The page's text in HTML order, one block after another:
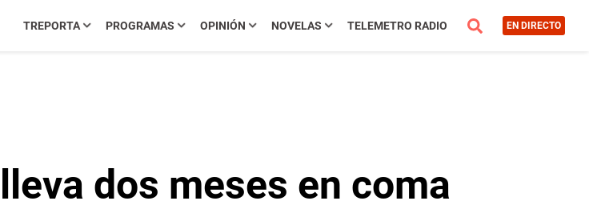
TREPORTA PROGRAMAS OPINIÓN NOVELAS TELEMETRO RADIO EN DIRECTO
dos meses en coma